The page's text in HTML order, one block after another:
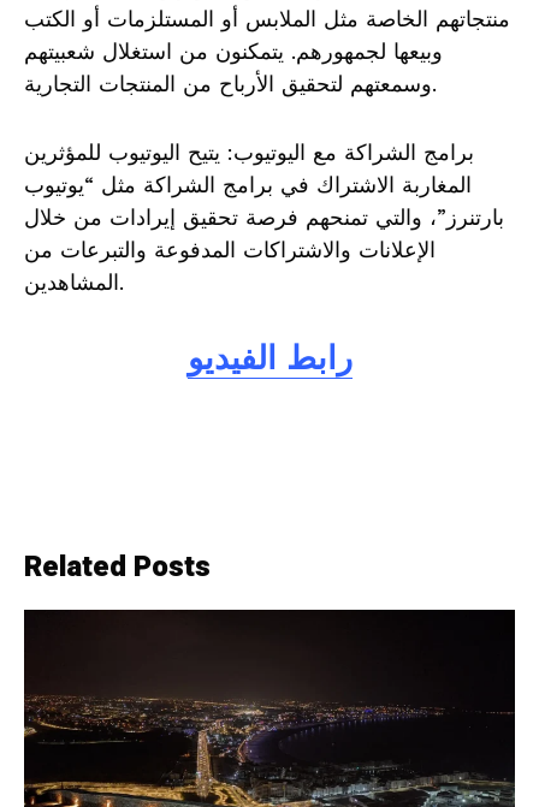
منتجاتهم الخاصة مثل الملابس أو المستلزمات أو الكتب
وبيعها لجمهورهم. يتمكنون من استغلال شعبيتهم
وسمعتهم لتحقيق الأرباح من المنتجات التجارية.
برامج الشراكة مع اليوتيوب: يتيح اليوتيوب للمؤثرين
المغاربة الاشتراك في برامج الشراكة مثل “يوتيوب
بارتنرز”، والتي تمنحهم فرصة تحقيق إيرادات من خلال
الإعلانات والاشتراكات المدفوعة والتبرعات من
المشاهدين.
رابط الفيديو
Related Posts